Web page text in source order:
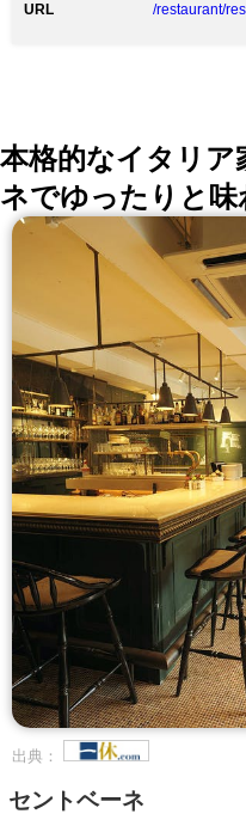
URL
/restaurant/
本格的なイタリア
ネでゆったりと
出典：
セントベーネ